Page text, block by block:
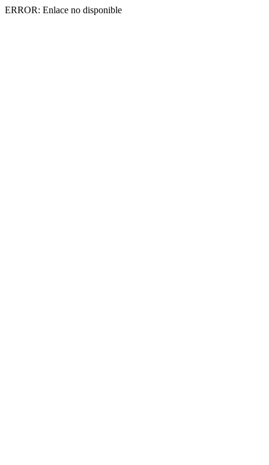
ERROR: Enlace no disponible